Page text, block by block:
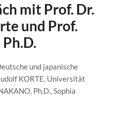
mit Prof. Dr.
und Prof.
und japanische
KORTE, Universität
Ph.D., Sophia